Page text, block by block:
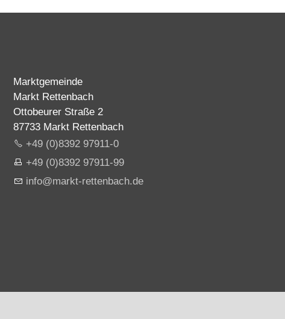
Marktgemeinde
Markt Rettenbach
Ottobeurer Straße 2
87733 Markt Rettenbach
+49 (0)8392 97911-0
+49 (0)8392 97911-99
nf
m rkt-r tt nb ch d